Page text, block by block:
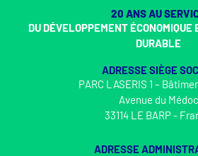
20 ANS AU
DU DÉVELOPPEMENT ÉCONOMIQUE
DURABLE
ADRESSE SIÈGE
PARC LASERIS 1 –
Avenue du Médoc
33114 LE BARP -
ADRESSE